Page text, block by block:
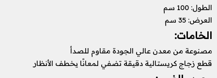
الطول: 100 سم
العرض: 35 سم
الخامات:
مصنوعة من معدن عالي الجودة مقاوم للصدأ
قطع زجاج كريستالية دقيقة تضفي لمعانًا يخطف الأنظار